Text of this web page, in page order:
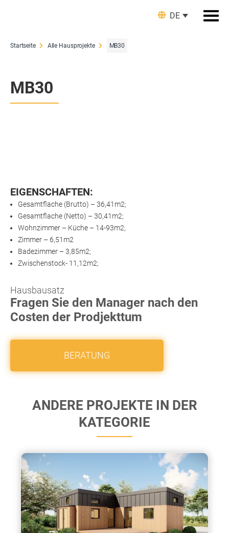
DE
Startseite Alle Hausprojekte MB30
MB30
EIGENSCHAFTEN:
Gesamtflache (Brutto) – 36,41m2;
Gesamtflache (Netto) – 30,41m2;
Wohnzimmer – Küche – 14-93m2;
Zimmer – 6,51m2
Badezimmer – 3,85m2;
Zwischenstock- 11,12m2;
Hausbausatz
Fragen Sie den Manager nach den
Costen der Prodjekttum
BERATUNG
ANDERE PROJEKTE IN DER
KATEGORIE